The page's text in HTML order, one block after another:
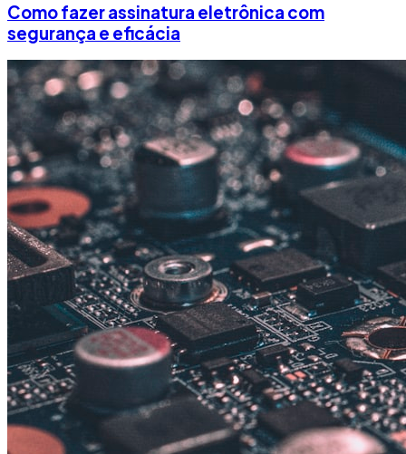
Como fazer assinatura eletrônica com
segurança e eficácia